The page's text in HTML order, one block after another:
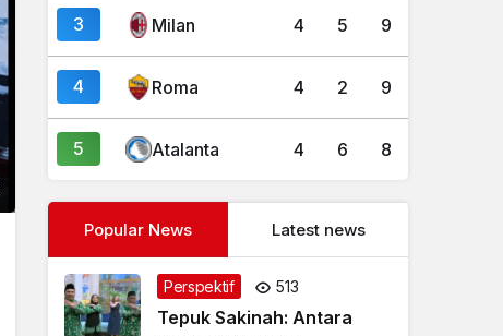
3 Milan 4 5 9
4 Roma 4 2 9
5 Atalanta 4 6 8
Popular News Latest news
Perspektif 513
Tepuk Sakinah: Antara